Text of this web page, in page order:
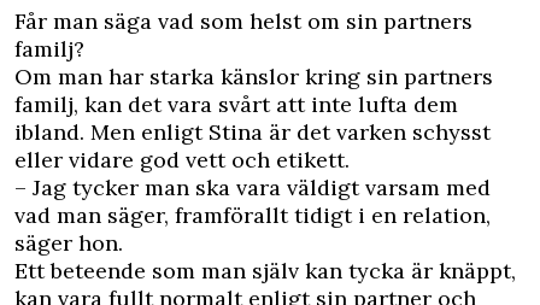
Får man säga vad som helst om sin partners
familj?
Om man har starka känslor kring sin partners
familj, kan det vara svårt att inte lufta dem
ibland. Men enligt Stina är det varken schysst
eller vidare god vett och etikett.
– Jag tycker man ska vara väldigt varsam med
vad man säger, framförallt tidigt i en relation,
säger hon.
Ett beteende som man själv kan tycka är knäppt,
kan vara fullt normalt enligt sin partner och